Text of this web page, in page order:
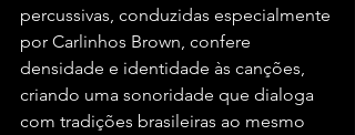
percussivas, conduzidas especialmente
por Carlinhos Brown, confere
densidade e identidade às canções,
criando uma sonoridade que dialoga
com tradições brasileiras ao mesmo